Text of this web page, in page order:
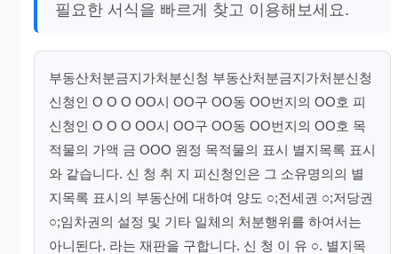
필요한 서식을 빠르게 찾고 이용해보세요.
부동산처분금지가처분신청 부동산처분금지가처분신청
신청인 O O O OO시 OO구 OO동 OO번지의 OO호 피
신청인 O O O OO시 OO구 OO동 OO번지의 OO호 목
적물의 가액 금 OOO 원정 목적물의 표시 별지목록 표시
와 같습니다. 신 청 취 지 피신청인은 그 소유명의의 별
지목록 표시의 부동산에 대하여 양도 ○;전세권 ○;저당권
○;임차권의 설정 및 기타 일체의 처분행위를 하여서는
아니된다. 라는 재판을 구합니다. 신 청 이 유 ○. 별지목